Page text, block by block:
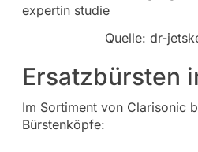
Quelle: dr-
Ersatzbürsten
Im Sortiment von Clarisonic
Bürstenköpfe: